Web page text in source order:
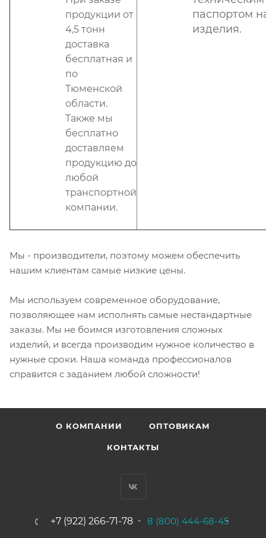
продукции от
4,5 тонн
доставка
бесплатная и
по
Тюменской
области.
Также мы
бесплатно
доставляем
продукцию до
любой
транспортной
компании.
паспортом
изделия.
Мы - производители, поэтому можем обеспечить
нашим клиентам самые низкие цены.
Мы используем современное оборудование,
позволяющее нам исполнять самые нестандартные
заказы. Мы не боимся изготовления сложных
изделий, и всегда производим нужное количество в
нужные сроки. Наша команда профессионалов
справится с заданием любой сложности!
О КОМПАНИИ ОПТОВИКАМ
КОНТАКТЫ
+7 (922) 266-71-78 8 (800) 444-68-45